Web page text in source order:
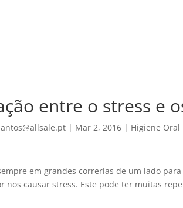
entre o stress e
| Mar 2, 2016 | Higiene Oral
em grandes correrias de um lado
nos causar stress. Este pode ter muitas